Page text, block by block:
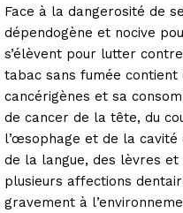
Face à la dangerosité de
dépendogène et nocive
s’élèvent pour lutter
tabac sans fumée contient
cancérigènes et sa
de cancer de la tête, du
l’œsophage et de la
de la langue, des lèvres et
plusieurs affections
gravement à